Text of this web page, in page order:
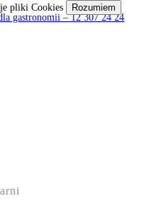
gastronomii – 12 307 24 24
pliki Cookies Rozumiem